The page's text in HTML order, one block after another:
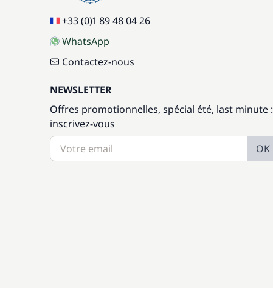
+33 (0)1 89 48 04 26
WhatsApp
Contactez-nous
NEWSLETTER
Offres promotionnelles, spécial été, last minute :
inscrivez-vous
OK